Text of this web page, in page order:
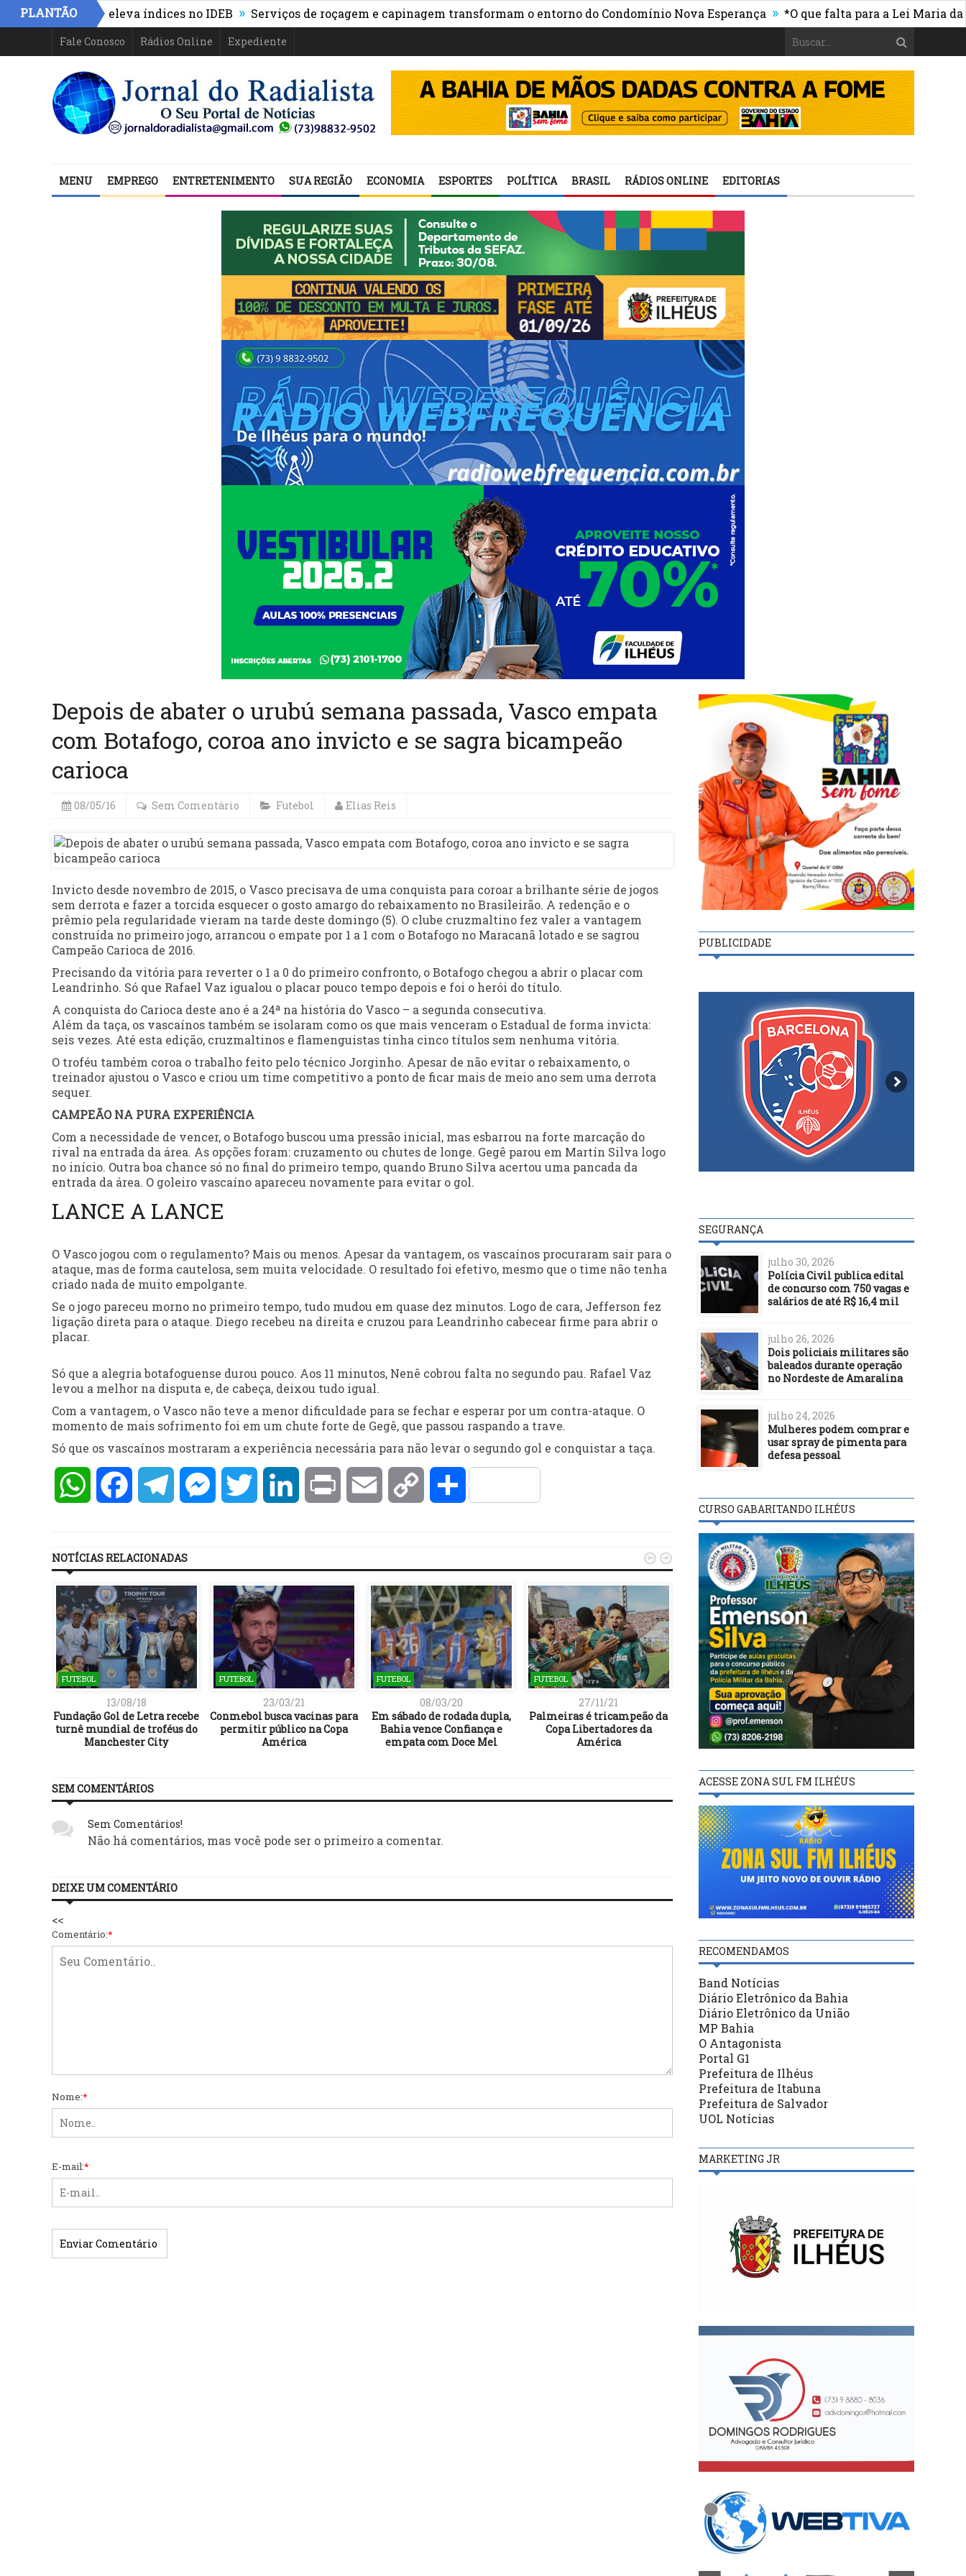
PLANTÃO
avança e eleva índices no IDEB » Serviços de roçagem e capinagem transformam o entorno do Condomínio Nova Esperança » *O que falta para a Lei Maria da
Fale Conosco Rádios Online Expediente
MENU EMPREGO ENTRETENIMENTO SUA REGIÃO ECONOMIA ESPORTES POLÍTICA BRASIL RÁDIOS ONLINE EDITORIAS
Depois de abater o urubú semana passada, Vasco empata
com Botafogo, coroa ano invicto e se sagra bicampeão
carioca
08/05/16 Sem Comentário Futebol Elias Reis
Invicto desde novembro de 2015, o Vasco precisava de uma conquista para coroar a brilhante série de jogos
sem derrota e fazer a torcida esquecer o gosto amargo do rebaixamento no Brasileirão. A redenção e o
prêmio pela regularidade vieram na tarde deste domingo (5). O clube cruzmaltino fez valer a vantagem
construída no primeiro jogo, arrancou o empate por 1 a 1 com o Botafogo no Maracanã lotado e se sagrou
Campeão Carioca de 2016.
Precisando da vitória para reverter o 1 a 0 do primeiro confronto, o Botafogo chegou a abrir o placar com
Leandrinho. Só que Rafael Vaz igualou o placar pouco tempo depois e foi o herói do título.
A conquista do Carioca deste ano é a 24ª na história do Vasco – a segunda consecutiva.
Além da taça, os vascaínos também se isolaram como os que mais venceram o Estadual de forma invicta:
seis vezes. Até esta edição, cruzmaltinos e flamenguistas tinha cinco títulos sem nenhuma vitória.
O troféu também coroa o trabalho feito pelo técnico Jorginho. Apesar de não evitar o rebaixamento, o
treinador ajustou o Vasco e criou um time competitivo a ponto de ficar mais de meio ano sem uma derrota
sequer.
CAMPEÃO NA PURA EXPERIÊNCIA
Com a necessidade de vencer, o Botafogo buscou uma pressão inicial, mas esbarrou na forte marcação do
rival na entrada da área. As opções foram: cruzamento ou chutes de longe. Gegê parou em Martín Silva logo
no início. Outra boa chance só no final do primeiro tempo, quando Bruno Silva acertou uma pancada da
entrada da área. O goleiro vascaíno apareceu novamente para evitar o gol.
LANCE A LANCE
O Vasco jogou com o regulamento? Mais ou menos. Apesar da vantagem, os vascaínos procuraram sair para o
ataque, mas de forma cautelosa, sem muita velocidade. O resultado foi efetivo, mesmo que o time não tenha
criado nada de muito empolgante.
Se o jogo pareceu morno no primeiro tempo, tudo mudou em quase dez minutos. Logo de cara, Jefferson fez
ligação direta para o ataque. Diego recebeu na direita e cruzou para Leandrinho cabecear firme para abrir o
placar.
Só que a alegria botafoguense durou pouco. Aos 11 minutos, Nenê cobrou falta no segundo pau. Rafael Vaz
levou a melhor na disputa e, de cabeça, deixou tudo igual.
Com a vantagem, o Vasco não teve a menor dificuldade para se fechar e esperar por um contra-ataque. O
momento de mais sofrimento foi em um chute forte de Gegê, que passou raspando a trave.
Só que os vascaínos mostraram a experiência necessária para não levar o segundo gol e conquistar a taça.
WhatsAppFacebookTelegramMessengerTwitter LinkedInPrint Email Copy Compartilhar
NOTÍCIAS RELACIONADAS
FUTEBOL
13/08/18
Fundação Gol de Letra recebe
turnê mundial de troféus do
Manchester City
FUTEBOL
23/03/21
Conmebol busca vacinas para
permitir público na Copa
América
FUTEBOL
08/03/20
Em sábado de rodada dupla,
Bahia vence Confiança e
empata com Doce Mel
FUTEBOL
27/11/21
Palmeiras é tricampeão da
Copa Libertadores da
América
FUTEBOL
27/04/18
DEL NERO É BANIDO DE
TODAS AS ATIVIDADES DO
FUTEBOL
FUTEBOL
Definida arbitragem
 
SEM COMENTÁRIOS
Sem Comentários!
Não há comentários, mas você pode ser o primeiro a comentar.
DEIXE UM COMENTÁRIO
<<
Comentário:*
Nome:*
E-mail:*
PUBLICIDADE
SEGURANÇA
julho 30, 2026
Polícia Civil publica edital
de concurso com 750 vagas e
salários de até R$ 16,4 mil
julho 26, 2026
Dois policiais militares são
baleados durante operação
no Nordeste de Amaralina
julho 24, 2026
Mulheres podem comprar e
usar spray de pimenta para
defesa pessoal
CURSO GABARITANDO ILHÉUS
ACESSE ZONA SUL FM ILHÉUS
RECOMENDAMOS
Band Notícias
Diário Eletrônico da Bahia
Diário Eletrônico da União
MP Bahia
O Antagonista
Portal G1
Prefeitura de Ilhéus
Prefeitura de Itabuna
Prefeitura de Salvador
UOL Notícias
MARKETING JR